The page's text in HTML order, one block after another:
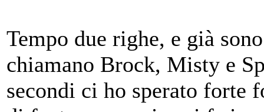
Tempo due righe, e già
chiamano Brock, Misty e
secondi ci ho sperato forte